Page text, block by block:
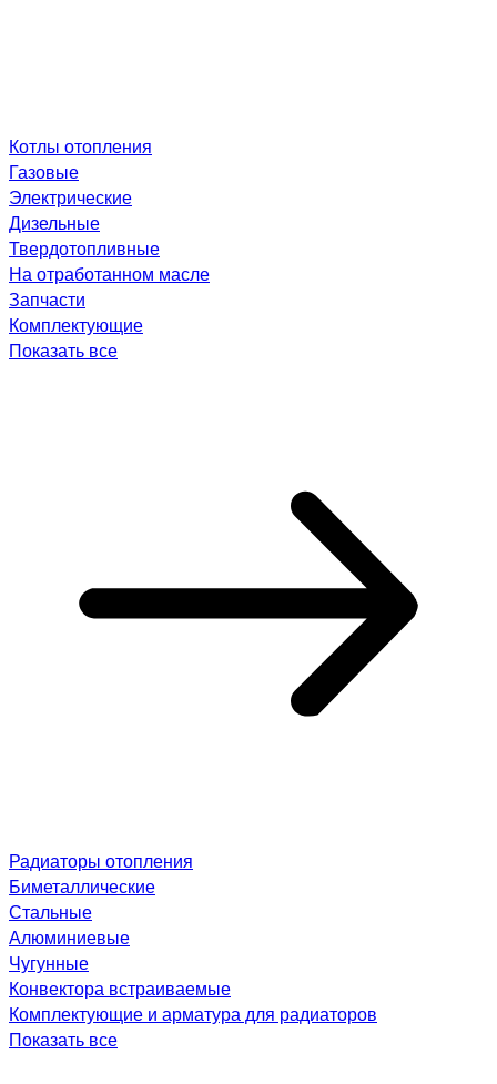
Котлы отопления
Газовые
Электрические
Дизельные
Твердотопливные
На отработанном масле
Запчасти
Комплектующие
Показать все
Радиаторы отопления
Биметаллические
Стальные
Алюминиевые
Чугунные
Конвектора встраиваемые
Комплектующие и арматура для радиаторов
Показать все